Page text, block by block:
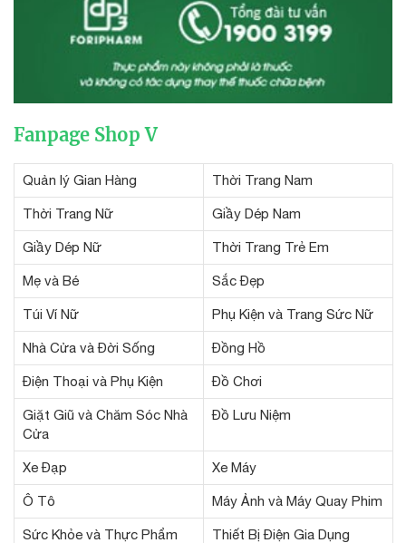
Fanpage Shop V
Quản lý Gian Hàng Thời Trang Nam
Thời Trang Nữ Giầy Dép Nam
Giầy Dép Nữ Thời Trang Trẻ Em
Mẹ và Bé Sắc Đẹp
Túi Ví Nữ Phụ Kiện và Trang Sức Nữ
Nhà Cửa và Đời Sống Đồng Hồ
Điện Thoại và Phụ Kiện Đồ Chơi
Giặt Giũ và Chăm Sóc Nhà
Cửa
Đồ Lưu Niệm
Xe Đạp Xe Máy
Ô Tô Máy Ảnh và Máy Quay Phim
Sức Khỏe và Thực Phẩm
Thiết Bị Điện Gia Dụng